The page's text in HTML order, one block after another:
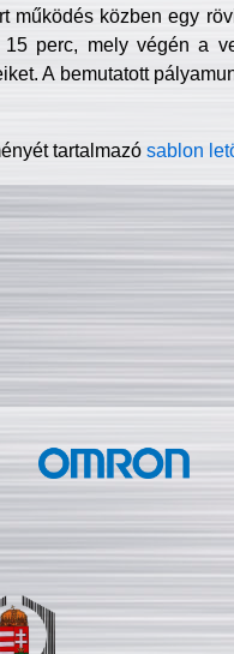
működés közben egy
perc, mely végén a
A bemutatott
tartalmazósablon